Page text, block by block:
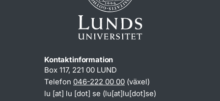
Kontaktinformation
Box 117, 221 00 LUND
Telefon 046-222 00 00 (växel)
lu [at] lu [dot] se (lu[at]lu[dot]se)